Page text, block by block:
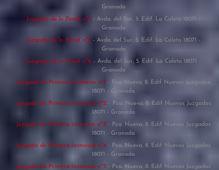
Granada
Juzgado de lo Penal nº4 - Avda. del Sur, 5. Edif. La Caleta 18071 -
Granada
Juzgado de lo Penal nº5 - Avda. del Sur, 5. Edif. La Caleta 18071 -
Granada
Juzgado de lo Penal nº6 - Avda. del Sur, 5. Edif. La Caleta 18071 -
Granada
Juzgado de Primera Instancia nº1 - Pza. Nueva, 8. Edif Nuevos Juzgados
18071 - Granada
Juzgado de Primera Instancia nº2 - Pza. Nueva, 8. Edif Nuevos Juzgados
18071 - Granada
Juzgado de Primera Instancia nº3 - Pza. Nueva, 8. Edif Nuevos Juzgados
18071 - Granada
Juzgado de Primera Instancia nº4 - Pza. Nueva, 8. Edif Nuevos Juzgados
18071 - Granada
Juzgado de Primera Instancia nº5 - Pza. Nueva, 8. Edif Nuevos Juzgados